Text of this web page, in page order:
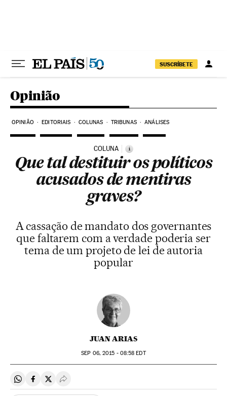
SUSCRÍBETE
Opinião
OPINIÃO EDITORIAIS COLUNAS TRIBUNAS ANÁLISES
COLUNA i
Que tal destituir os políticos
acusados de mentiras
graves?
A cassação de mandato dos governantes
que faltarem com a verdade poderia ser
tema de um projeto de lei de autoria
popular
JUAN ARIAS
SEP 06, 2015 - 08:58 EDT
Compartir en Whatsapp
Compartir en Facebook
Compartir en Twitter
Desplegar Redes Sociales